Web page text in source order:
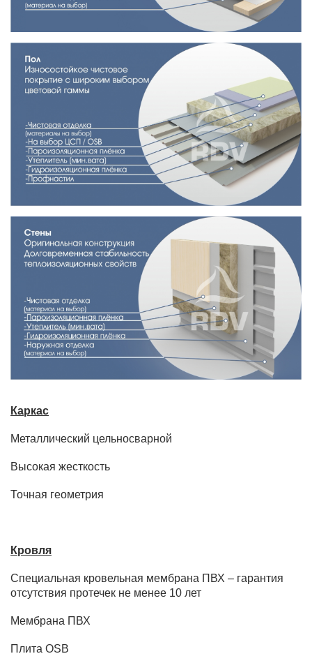
Каркас
Металлический цельносварной
Высокая жесткость
Точная геометрия
Кровля
Специальная кровельная мембрана ПВХ – гарантия
отсутствия протечек не менее 10 лет
Мембрана ПВХ
Плита OSB